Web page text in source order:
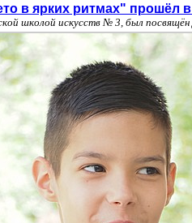
в ярких ритмах" прошёл
школой искусств № 3, был